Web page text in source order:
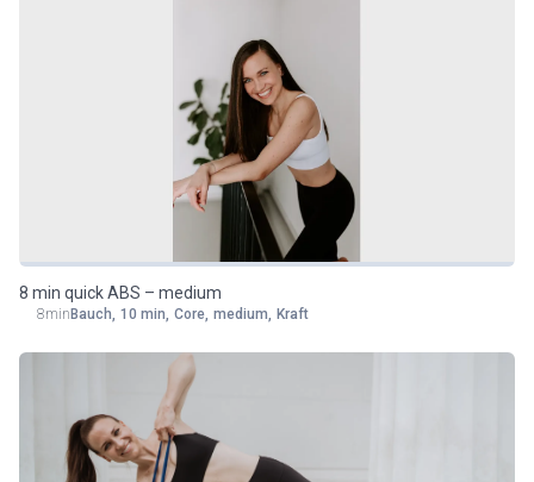
8 min quick ABS – medium
8min Bauch, 10 min, Core, medium, Kraft